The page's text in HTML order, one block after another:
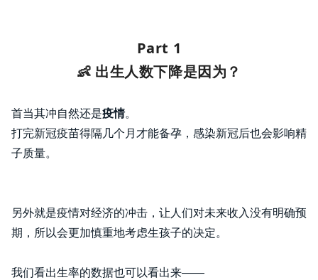
Part 1
👶 出生人数下降是因为？
首当其冲自然还是疫情。
打完新冠疫苗得隔几个月才能备孕，感染新冠后也会影响精
子质量。
另外就是疫情对经济的冲击，让人们对未来收入没有明确预
期，所以会更加慎重地考虑生孩子的决定。
我们看出生率的数据也可以看出来——